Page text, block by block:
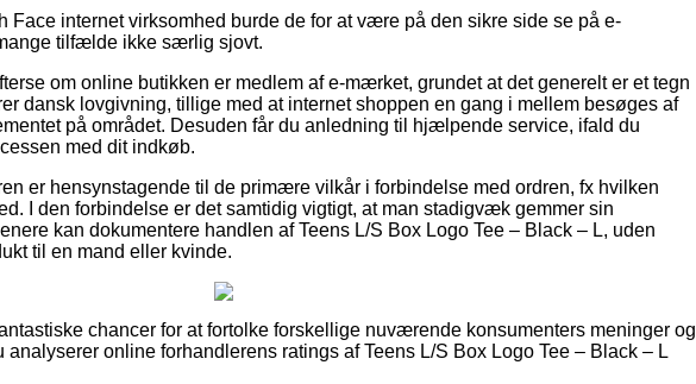
Face internet virksomhed burde de for at være på den sikre side se på e-
tilfælde ikke særlig sjovt.
om online butikken er medlem af e-mærket, grundet at det generelt er et tegn
dansk lovgivning, tillige med at internet shoppen en gang i mellem besøges af
på området. Desuden får du anledning til hjælpende service, ifald du
med dit indkøb.
er hensynstagende til de primære vilkår i forbindelse med ordren, fx hvilken
I den forbindelse er det samtidig vigtigt, at man stadigvæk gemmer sin
kan dokumentere handlen af Teens L/S Box Logo Tee – Black – L, uden
til en mand eller kvinde.
chancer for at fortolke forskellige nuværende konsumenters meninger og
analyserer online forhandlerens ratings af Teens L/S Box Logo Tee – Black – L